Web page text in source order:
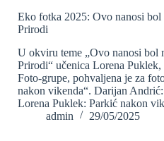
Eko fotka 2025: Ovo nanosi bol
Prirodi
U okviru teme „Ovo nanosi bol
Prirodi“ učenica Lorena Puklek,
Foto-grupe, pohvaljena je za
nakon vikenda“. Darijan
Lorena Puklek: Parkić nakon
admin
29/05/2025